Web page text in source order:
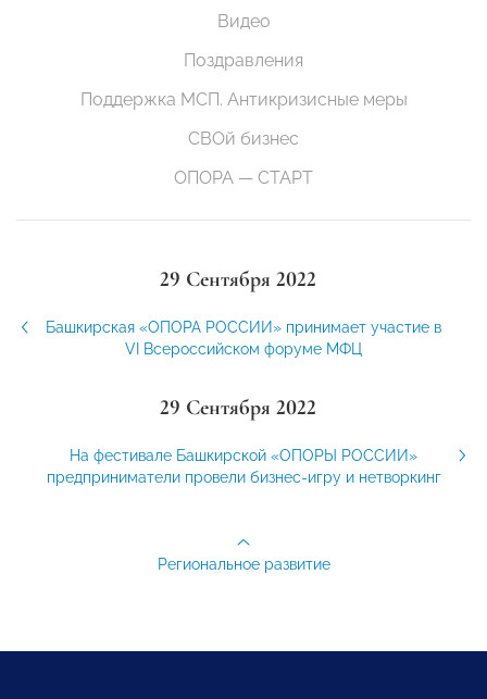
Видео
Поздравления
Поддержка МСП. Антикризисные меры
СВОй бизнес
ОПОРА — СТАРТ
29 Сентября 2022
Башкирская «ОПОРА РОССИИ» принимает участие в
VI Всероссийском форуме МФЦ
29 Сентября 2022
На фестивале Башкирской «ОПОРЫ РОССИИ»
предприниматели провели бизнес-игру и нетворкинг
Региональное развитие